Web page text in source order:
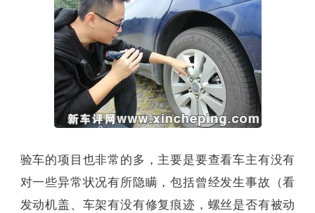
验车的项目也非常的多，主要是要查看车主有没有
对一些异常状况有所隐瞒，包括曾经发生事故（看
发动机盖、车架有没有修复痕迹，螺丝是否有被动